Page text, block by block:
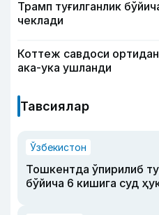
Трамп туғилганлик
чеклади
Коттеж савдоси
ака-ука ушланди
Тавсиялар
Ўзбекистон
Тошкентда ўпирилиб
бўйича 6 кишига суд